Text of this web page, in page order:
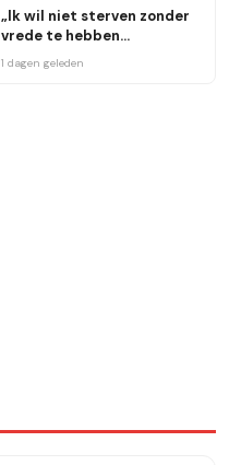
„Ik wil niet sterven zonder
vrede te hebben
meegemaakt“
1 dagen geleden